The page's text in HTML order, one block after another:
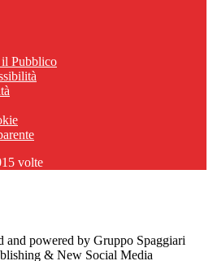
Pubblico
volte
and powered by Gruppo Spaggiari
& New Social Media